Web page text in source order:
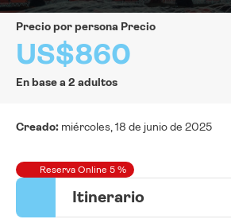
precio por persona Precio
US$860
En base a 2 adultos
Creado: miércoles, 18 de junio de 2025
Reserva Online 5 %
Itinerario